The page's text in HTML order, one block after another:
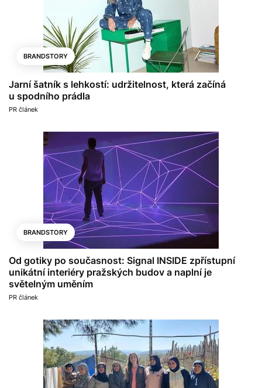
BRANDSTORY
Jarní šatník s lehkostí: udržitelnost, která začíná
u spodního prádla
PR článek
BRANDSTORY
Od gotiky po současnost: Signal INSIDE zpřístupní
unikátní interiéry pražských budov a naplní je
světelným uměním
PR článek